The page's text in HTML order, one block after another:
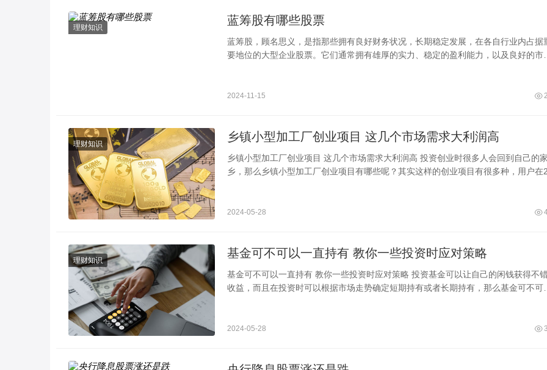
理财知识
蓝筹股有哪些股票
蓝筹股，顾名思义，是指那些拥有良好财务状况，长期稳定发展，在各自行业内占据
要地位的大型企业股票。它们通常拥有雄厚的实力、稳定的盈利能力，以及良好的市场
2024-11-15
理财知识
乡镇小型加工厂创业项目 这几个市场需求大利润高
乡镇小型加工厂创业项目 这几个市场需求大利润高 投资创业时很多人会回到自己的家
乡，那么乡镇小型加工厂创业项目有哪些呢？其实这样的创业项目有很多种，用户在
2024-05-28
理财知识
基金可不可以一直持有 教你一些投资时应对策略
基金可不可以一直持有 教你一些投资时应对策略 投资基金可以让自己的闲钱获得不错的
收益，而且在投资时可以根据市场走势确定短期持有或者长期持有，那么基金可不可以
2024-05-28